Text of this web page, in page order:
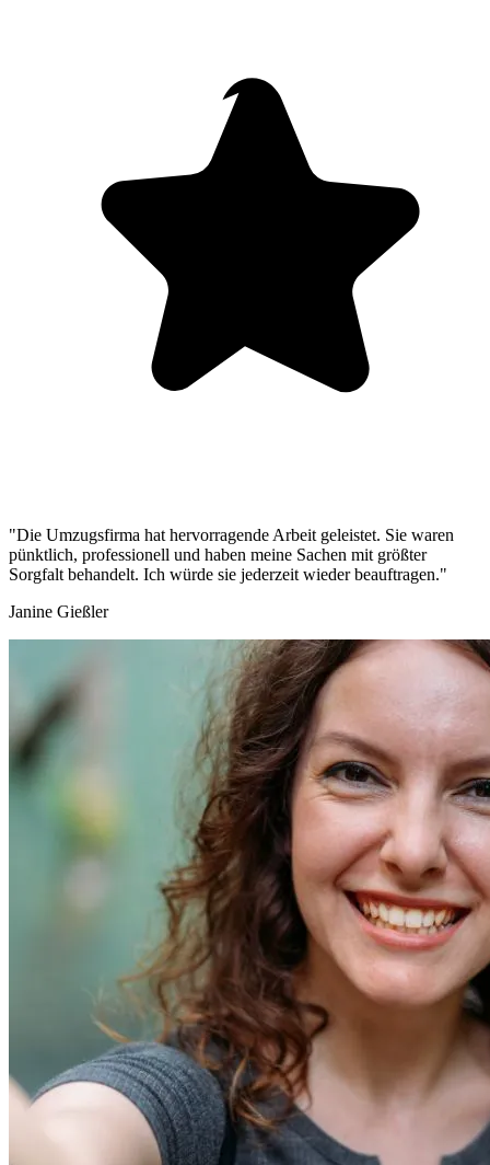
"Die Umzugsfirma hat hervorragende Arbeit geleistet. Sie waren
pünktlich, professionell und haben meine Sachen mit größter
Sorgfalt behandelt. Ich würde sie jederzeit wieder beauftragen."
Janine Gießler